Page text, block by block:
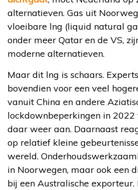
alternatieven. Gas uit
vloeibare lng (liquid natural
onder meer Qatar en de VS,
moderne alternatieven.
Maar dit lng is schaars.
bovendien voor een veel
vanuit China en andere
lockdownbeperkingen in
daar weer aan. Daarnaast
op relatief kleine
wereld.
in Noorwegen, maar ook een
bij een Australische